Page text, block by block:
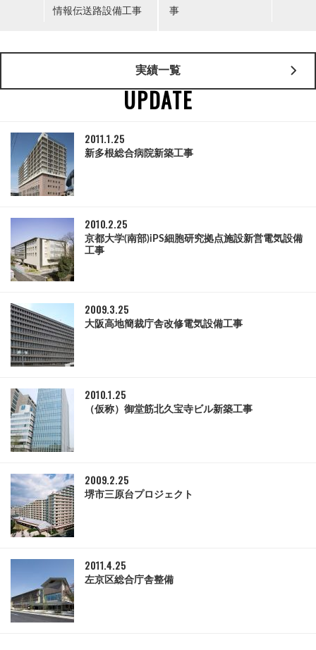
情報伝送路設備工事
事
実績一覧
UPDATE
2011.1.25
新多根総合病院新築工事
2010.2.25
京都大学(南部)iPS細胞研究拠点施設新営電気設備
工事
2009.3.25
大阪高地簡裁庁舎改修電気設備工事
2010.1.25
（仮称）御堂筋北久宝寺ビル新築工事
2009.2.25
堺市三原台プロジェクト
2011.4.25
左京区総合庁舎整備